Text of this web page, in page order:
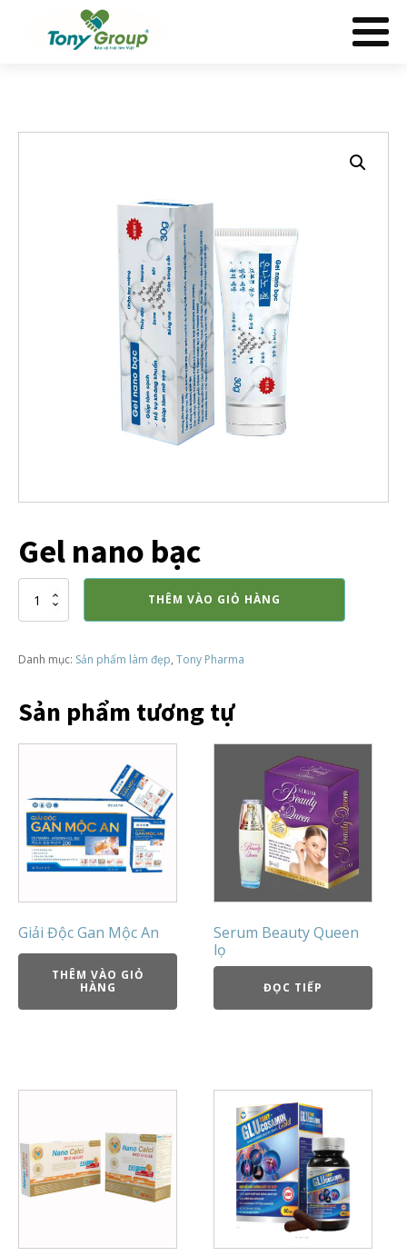
Gel nano bạc
lượng
THÊM VÀO GIỎ HÀNG
Danh mục: Sản phẩm làm đẹp, Tony Pharma
Sản phẩm tương tự
Giải Độc Gan Mộc An
THÊM VÀO GIỎ
HÀNG
Serum Beauty Queen
lọ
ĐỌC TIẾP